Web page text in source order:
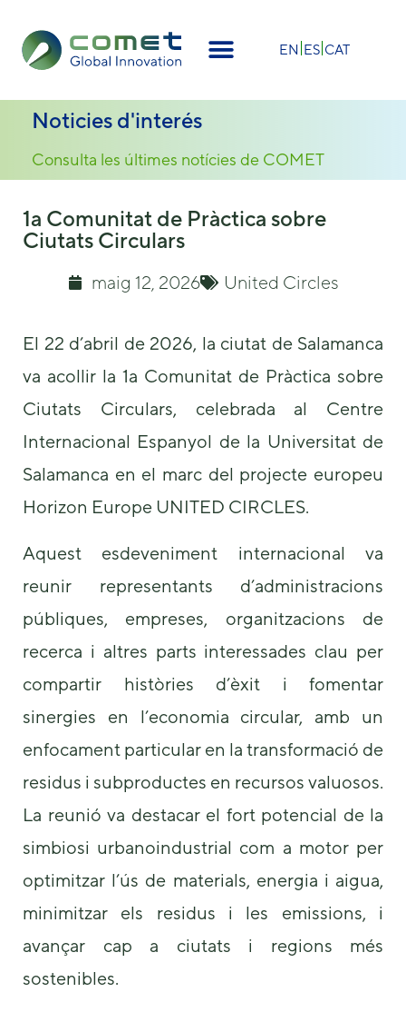
EN ES CAT
Noticies d'interés
Consulta les últimes notícies de COMET
1a Comunitat de Pràctica sobre
Ciutats Circulars
maig 12, 2026 United Circles
El 22 d’abril de 2026, la ciutat de Salamanca
va acollir la 1a Comunitat de Pràctica sobre
Ciutats Circulars, celebrada al Centre
Internacional Espanyol de la Universitat de
Salamanca en el marc del projecte europeu
Horizon Europe UNITED CIRCLES.
Aquest esdeveniment internacional va
reunir representants d’administracions
públiques, empreses, organitzacions de
recerca i altres parts interessades clau per
compartir històries d’èxit i fomentar
sinergies en l’economia circular, amb un
enfocament particular en la transformació de
residus i subproductes en recursos valuosos.
La reunió va destacar el fort potencial de la
simbiosi urbanoindustrial com a motor per
optimitzar l’ús de materials, energia i aigua,
minimitzar els residus i les emissions, i
avançar cap a ciutats i regions més
sostenibles.
Necessary
cookies are
optional.
needed for
the website
to function.
Statistics
In order for
us to
improve the
functionality
structure,
how the